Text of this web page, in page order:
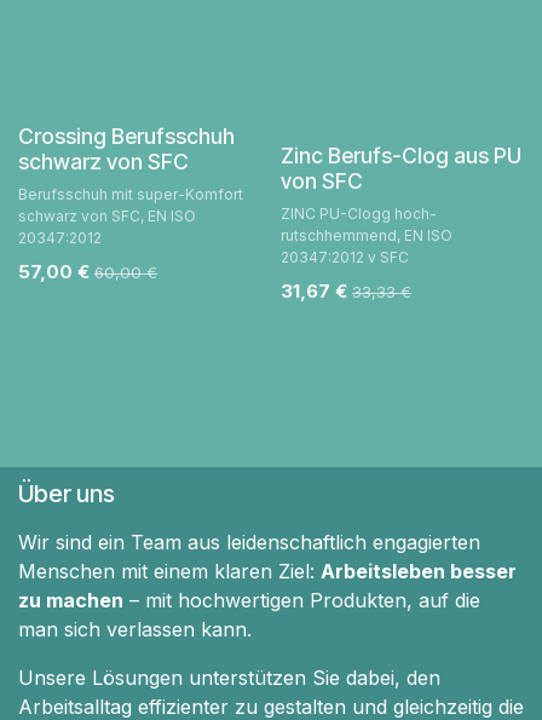
Crossing Berufsschuh
schwarz von SFC
Berufsschuh mit super-Komfort
schwarz von SFC, EN ISO
20347:2012
57,00 € 60,00€
Zinc Berufs-Clog aus PU
von SFC
ZINC PU-Clogg hoch-
rutschhemmend, EN ISO
20347:2012 v SFC
31,67 € 33,33€
Über uns
Wir sind ein Team aus leidenschaftlich engagierten
Menschen mit einem klaren Ziel: Arbeitsleben besser
zu machen – mit hochwertigen Produkten, auf die
man sich verlassen kann.
Unsere Lösungen unterstützen Sie dabei, den
Arbeitsalltag effizienter zu gestalten und gleichzeitig die